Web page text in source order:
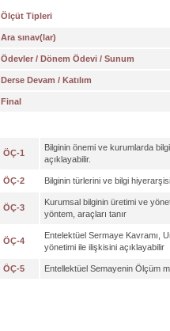
Ölçüt Tipleri
Ara sınav(lar)
Ödevler / Dönem Ödevi / Sunum
Derse Devam / Katılım
Final
ÖÇ-1
Bilginin önemi ve kurumlarda
açıklayabilir.
ÖÇ-2 Bilginin türlerini ve bilgi
ÖÇ-3
Kurumsal bilginin üretimi ve
yöntem, araçları tanır
ÖÇ-4
Entelektüel Sermaye Kavramı,
yönetimi ile ilişkisini açıklayabilir
ÖÇ-5 Entellektüel Semayenin Ölçüm